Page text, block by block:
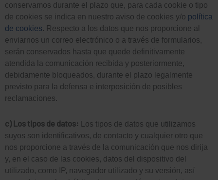
conservamos durante el plazo que, para cada cookie o tipo
de cookies se indica en nuestro aviso de cookies y/o política
de cookies. Respecto a los datos que nos proporcione al
enviarnos un correo electrónico o a través de formularios,
serán conservados hasta que quede definitivamente
atendida la comunicación recibida y posteriormente,
debidamente bloqueados, durante el plazo legalmente
previsto para la defensa e interposición de posibles
reclamaciones.
c) Los tipos de datos: Los tipos de datos que utilizamos
suyos son identificativos, de contacto y cualquier otro que
nos proporcione a través de la comunicación que nos dirija
y, en el caso de las cookies, datos del dispositivo del
utilizado, como IP, navegador utilizado y su versión, así
L
i
n
k
e
d
i
L
i
n
k
e